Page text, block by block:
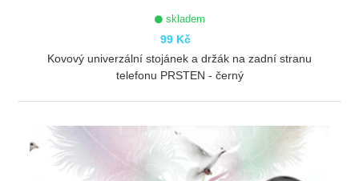
skladem
99 Kč
Kovový univerzální stojánek a držák na zadní stranu
telefonu PRSTEN - černý